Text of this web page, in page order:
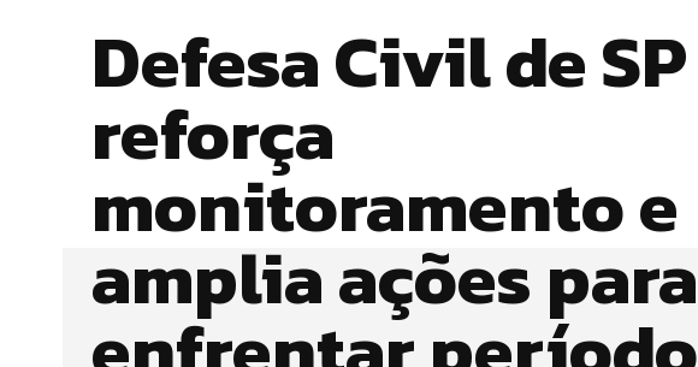
Defesa Civil de SP
reforça
monitoramento e
amplia ações para